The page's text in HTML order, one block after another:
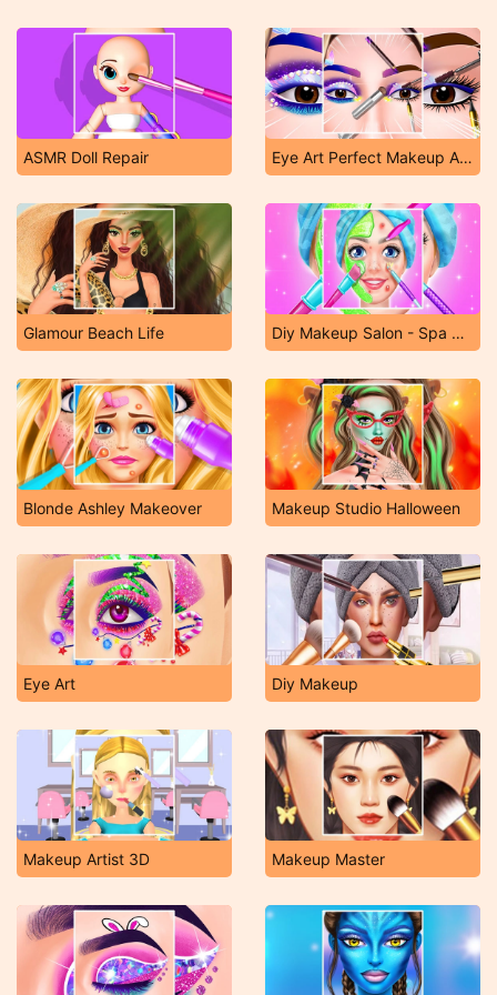
ASMR Doll Repair Eye Art Perfect Makeup Artist
Glamour Beach Life Diy Makeup Salon - Spa Makeover Studio
Blonde Ashley Makeover Makeup Studio Halloween
Eye Art Diy Makeup
Makeup Artist 3D Makeup Master